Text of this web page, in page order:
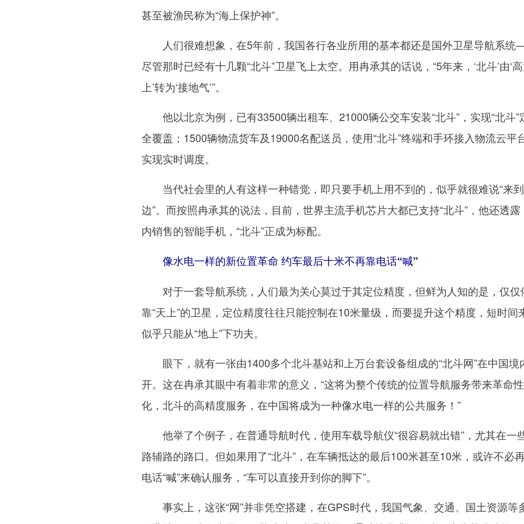
甚至被渔民称为“海上保护神”。
人们很难想象，在5年前，我国各行各业所用的基本都还是国外卫星导航系
尽管那时已经有十几颗“北斗”卫星飞上太空。用冉承其的话说，“5年来，‘北斗’由‘
上’转为‘接地气’”。
他以北京为例，已有33500辆出租车、21000辆公交车安装“北斗”，实现“北斗”
全覆盖；1500辆物流货车及19000名配送员，使用“北斗”终端和手环接入物流云平
实现实时调度。
当代社会里的人有这样一种错觉，即只要手机上用不到的，似乎就很难说“来
边”。而按照冉承其的说法，目前，世界主流手机芯片大都已支持“北斗”，他还透露
内销售的智能手机，“北斗”正成为标配。
像水电一样的新位置革命 约车最后十米不再靠电话“喊”
对于一套导航系统，人们最为关心莫过于其定位精度，但鲜为人知的是，仅仅
靠“天上”的卫星，定位精度往往只能控制在10米量级，而要提升这个精度，短时间
似乎只能从“地上”下功夫。
眼下，就有一张由1400多个北斗基站和上万台套设备组成的“北斗网”在中国境
开。这在冉承其眼中有着非常的意义，“这将为整个传统的位置导航服务带来革命
化，北斗的高精度服务，在中国将成为一种像水电一样的公共服务！”
他举了个例子，在普通导航时代，使用车载导航仪“很容易就出错”，尤其在一
路辅路的路口。但如果用了“北斗”，在车辆抵达的最后100米甚至10米，或许不必
电话“喊”来确认服务，“车可以直接开到你的脚下”。
事实上，这张“网”并非凭空搭建，在GPS时代，我国气象、交通、国土资源等